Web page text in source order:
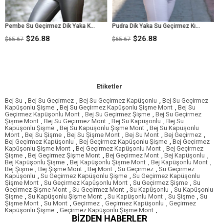
Pembe Su Geçirmez Dik Yaka Kısa Şişme Mont
$26.88
Pudra Dik Yaka Su Geçirmez Kısa Şişme Mont
$26.88
Etiketler
Bej Su
Bej Su Geçirmez Bej Su Geçirmez Kapüşonlu
Bej Su Geçirmez
Kapüşonlu Şişme
Bej Su Geçirmez Kapüşonlu Şişme Mont
Bej Su
Geçirmez Kapüşonlu Mont
Bej Su Geçirmez Şişme
Bej Su Geçirmez
Şişme Mont
Bej Su Geçirmez Mont Bej Su Kapüşonlu
Bej Su
Kapüşonlu Şişme
Bej Su Kapüşonlu Şişme Mont
Bej Su Kapüşonlu
Mont
Bej Su Şişme Bej Su Şişme Mont Bej Su Mont Bej Geçirmez
Bej Geçirmez Kapüşonlu
Bej Geçirmez Kapüşonlu Şişme
Bej Geçirmez
Kapüşonlu Şişme Mont
Bej Geçirmez Kapüşonlu Mont
Bej Geçirmez
Şişme
Bej Geçirmez Şişme Mont Bej Geçirmez Mont Bej Kapüşonlu
Bej Kapüşonlu Şişme
Bej Kapüşonlu Şişme Mont Bej Kapüşonlu Mont
Bej Şişme
Bej Şişme Mont Bej Mont Su Geçirmez
Su Geçirmez
Kapüşonlu
Su Geçirmez Kapüşonlu Şişme
Su Geçirmez Kapüşonlu
Şişme Mont
Su Geçirmez Kapüşonlu Mont Su Geçirmez Şişme
Su
Geçirmez Şişme Mont
Su Geçirmez Mont Su Kapüşonlu
Su Kapüşonlu
Şişme
Su Kapüşonlu Şişme Mont Su Kapüşonlu Mont Su Şişme
Su
Şişme Mont
Su Mont Geçirmez Geçirmez Kapüşonlu
Geçirmez
Kapüşonlu Şişme
Geçirmez Kapüşonlu Şişme Mont
BIZDEN HABERLER